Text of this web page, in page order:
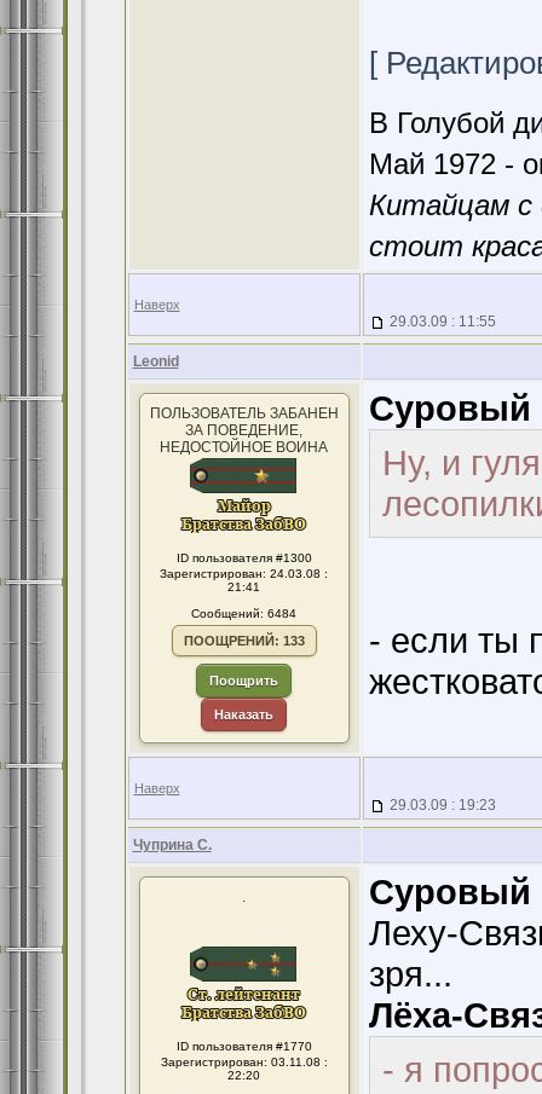
[
В Голубой
Май 1972 -
Китайцам с
стоит
Наверх
29.03.09 : 11:55
Leonid
ПОЛЬЗОВАТЕЛЬ ЗАБАНЕН
ЗА ПОВЕДЕНИЕ,
НЕДОСТОЙНОЕ ВОИНА
ID пользователя #1300
Зарегистрирован: 24.03.08 :
21:41
Сообщений: 6484
ПООЩРЕНИЙ: 133
Поощрить
Наказать
Суровый
Ну, и
- если ты
Наверх
29.03.09 : 19:23
Чуприна С.
.
ID пользователя #1770
Зарегистрирован: 03.11.08 :
22:20
Суровый
Леху-
зря...
Лёха-
- я